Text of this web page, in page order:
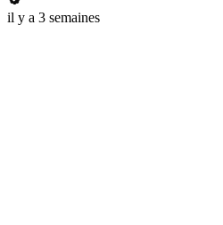
il y a 3 semaines